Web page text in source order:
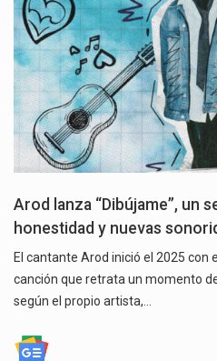
Arod lanza “Dibújame”, un
honestidad y nuevas
El cantante Arod inició el 2025 con
canción que retrata un momento
según el propio artista,…